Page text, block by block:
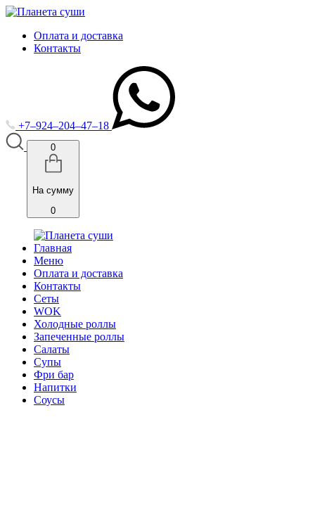
Оплата и доставка
Контакты
+7‒924‒204‒47‒18
0
На сумму
0
Главная
Меню
Оплата и доставка
Контакты
Cеты
WOK
Холодные роллы
Запеченные роллы
Салаты
Супы
Фри бар
Напитки
Соусы